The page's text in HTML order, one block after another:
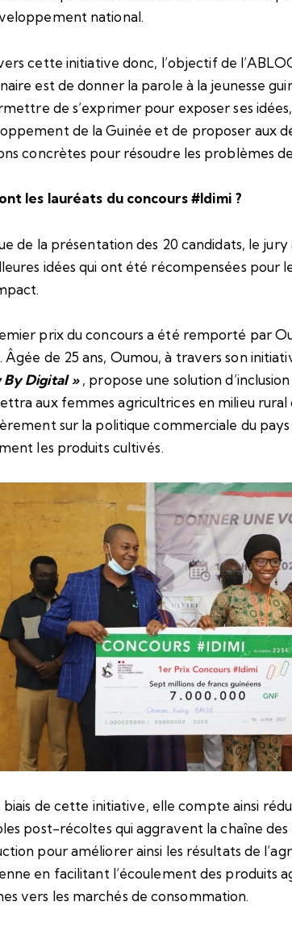
national.
cette initiative donc, l’objectif de
est de donner la parole à la jeunesse
de s’exprimer pour exposer ses
de la Guinée et de proposer aux
concrètes pour résoudre les problèmes
les lauréats du concours #Idimi ?
de la présentation des 20 candidats, le
idées qui ont été récompensées pour
prix du concours a été remporté par
Âgée de 25 ans, Oumou, à travers son
By Digital », propose une solution
aux femmes agricultrices en milieu rural
sur la politique commerciale du pays
les produits cultivés.
biais de cette initiative, elle compte ainsi
post-récoltes qui aggravent la chaîne des
pour améliorer ainsi les résultats de
en facilitant l’écoulement des produits
vers les marchés de consommation.